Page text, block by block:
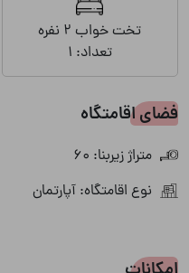
تخت خواب 2 نفره
تعداد: 1
فضای اقامتگاه
متراژ زیربنا: 60
نوع اقامتگاه: آپارتمان